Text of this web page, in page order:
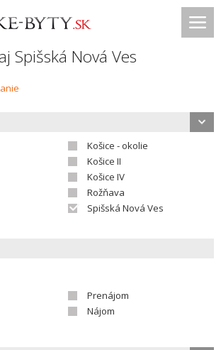
Spišská Nová Ves
Košice - okolie
Košice II
Košice IV
Rožňava
Spišská Nová Ves
Prenájom
Nájom